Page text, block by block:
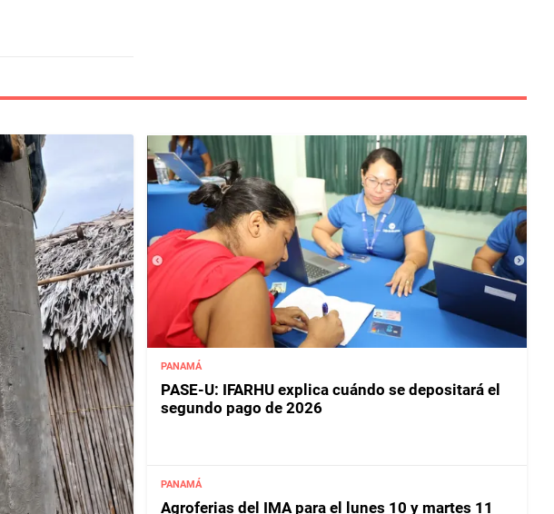
PANAMÁ
PASE-U: IFARHU explica cuándo se depositará el
segundo pago de 2026
PANAMÁ
Agroferias del IMA para el lunes 10 y martes 11